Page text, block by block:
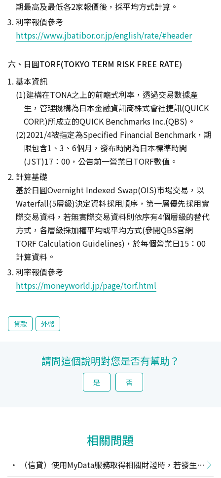
期最高及最低各2家報價後，採平均方式計算。
利率報價參考
https://www.jbatibor.or.jp/english/rate/#header
六、日圓TORF(TOKYO TERM RISK FREE RATE)
基本資訊
建構在TONA之上的前瞻式利率，透過交易數據產
生，管理機構為日本金融資訊商株式會社捷訊(QUICK
CORP.)所成立的QUICK Benchmarks Inc.(QBS)。
2021/4被指定為Specified Financial Benchmark，期
限包含1、3、6個月，發布時間為日本標準時間
(JST)17：00，公告前一營業日TORF數值。
計算基礎
基於日圓Overnight Indexed Swap(OIS)市場交易，以
Waterfall(5層級)決定資料採用順序，第一層優先採用實
際交易資料，若無實際交易資料則依序有4個層級的替代
方式，各層級採加權平均或平均方式(參閱QBS官網
TORF Calculation Guidelines)，於每個營業日15：00
計算資料。
利率報價參考
https://moneyworld.jp/page/torf.html
貸款 外幣
請問這個說明對您是否有幫助？
是 否
相關問題